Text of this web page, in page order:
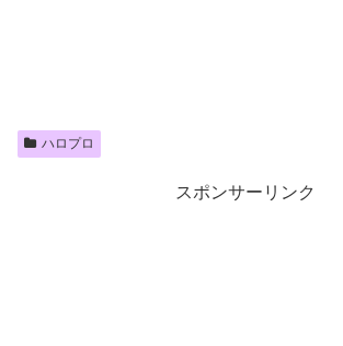
ハロプロ
スポンサーリンク